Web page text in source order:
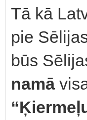
Tā kā
pie
būs
namā